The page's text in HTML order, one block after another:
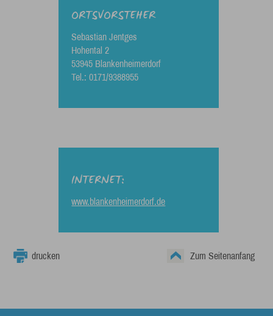
ORTSVORSTEHER
Sebastian Jentges
Hohental 2
53945 Blankenheimerdorf
Tel.: 0171/9388955
INTERNET:
www.blankenheimerdorf.de
drucken Zum Seitenanfang